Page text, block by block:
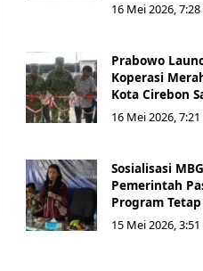
16 Mei 2026,
Prabowo
Koperasi
Kota Cirebon
16 Mei 2026,
Sosialisasi
Pemerintah
Program
15 Mei 2026,